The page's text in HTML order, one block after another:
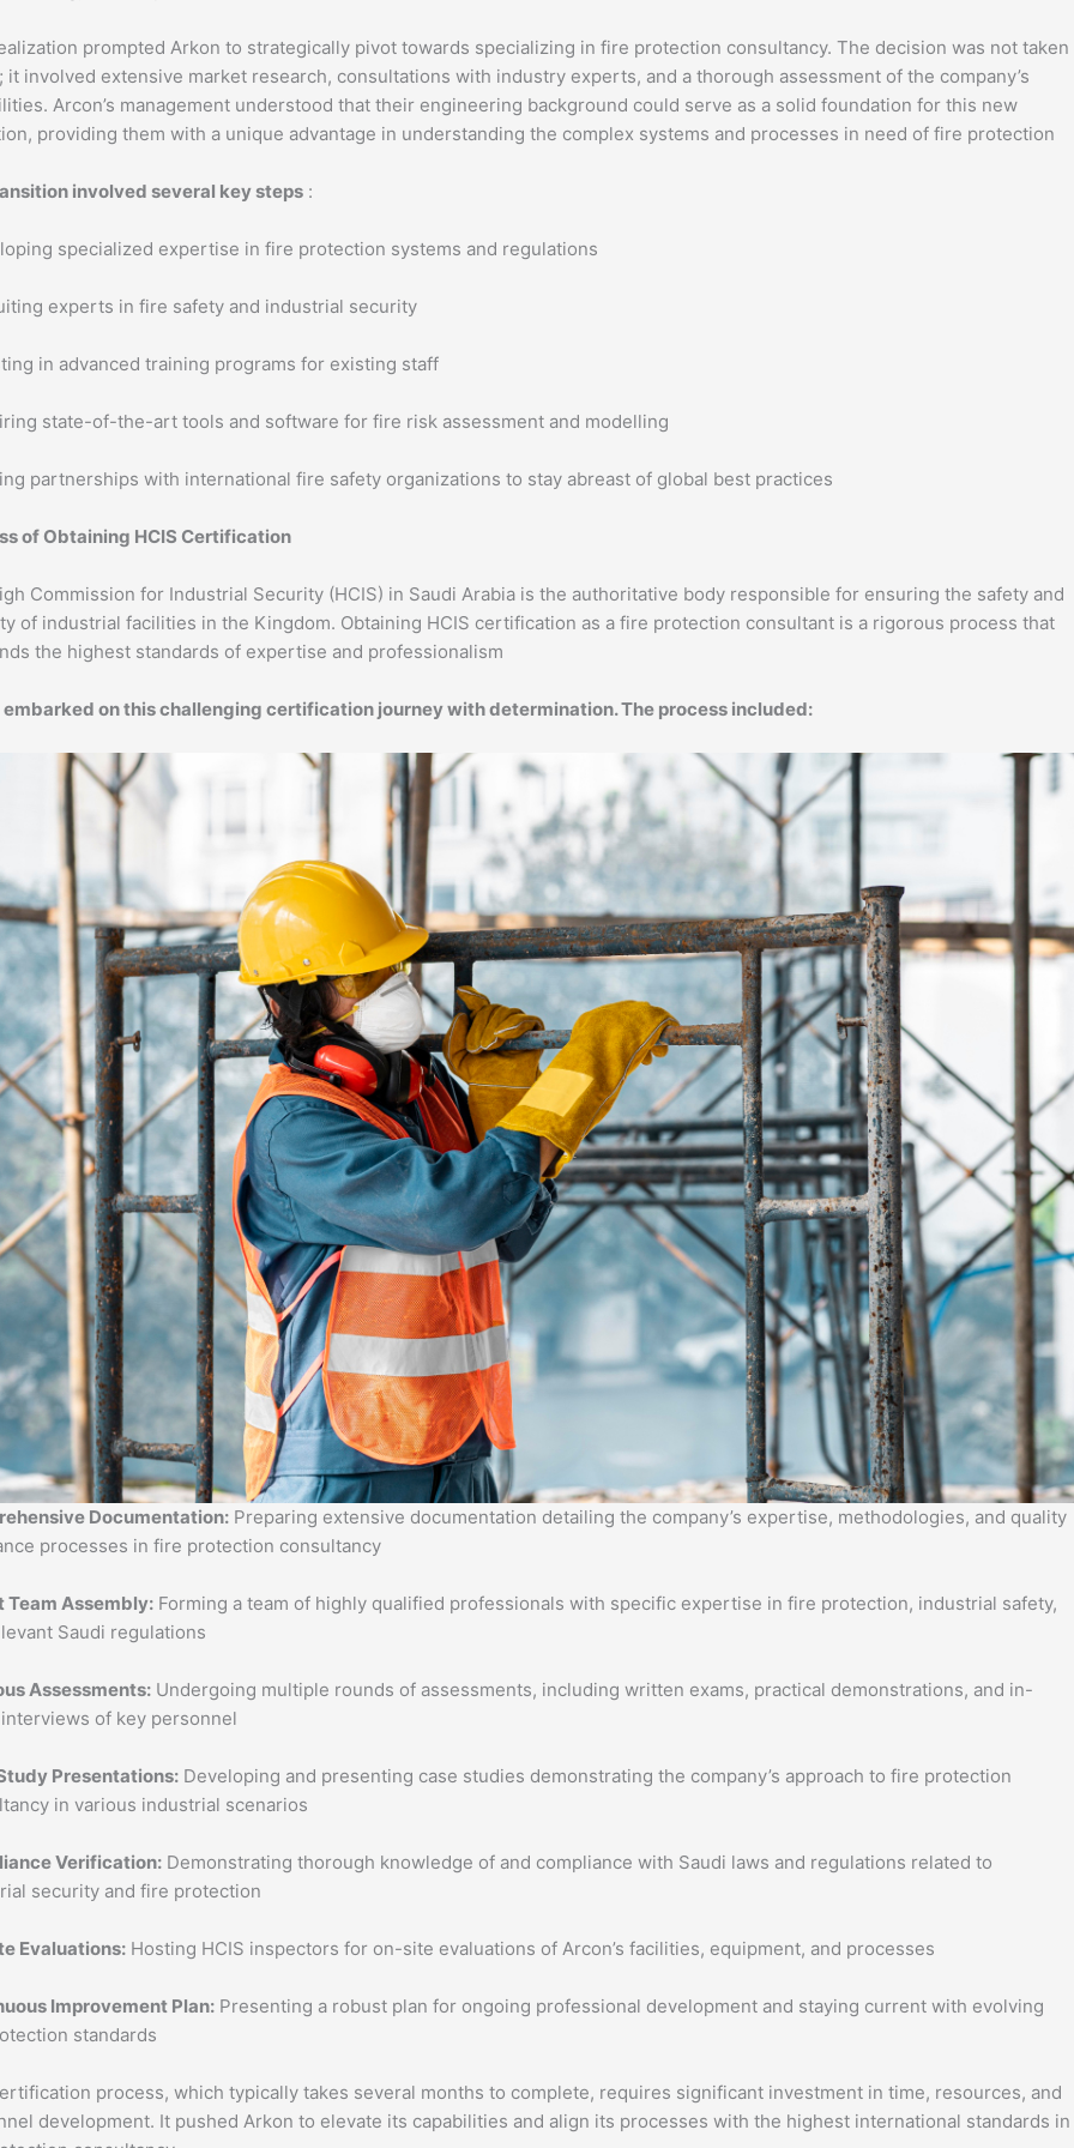
prompted Arkon to strategically pivot towards specializing in fire protection consultancy. The decision was not taken
it involved extensive market research, consultations with industry experts, and a thorough assessment of the company’s
Arcon’s management understood that their engineering background could serve as a solid foundation for this new
providing them with a unique advantage in understanding the complex systems and processes in need of fire protection.
:
involved several key steps
specialized expertise in fire protection systems and regulations-
experts in fire safety and industrial security-
in advanced training programs for existing staff-
state-of-the-art tools and software for fire risk assessment and modelling-
partnerships with international fire safety organizations to stay abreast of global best practices-
of Obtaining HCIS Certification
Commission for Industrial Security (HCIS) in Saudi Arabia is the authoritative body responsible for ensuring the safety and
of industrial facilities in the Kingdom. Obtaining HCIS certification as a fire protection consultant is a rigorous process that
the highest standards of expertise and professionalism.
:Arkon embarked on this challenging certification journey with determination. The process included
Documentation: Preparing extensive documentation detailing the company’s expertise, methodologies, and quality
processes in fire protection consultancy
Team Assembly: Forming a team of highly qualified professionals with specific expertise in fire protection, industrial safety,
Saudi regulations
Assessments: Undergoing multiple rounds of assessments, including written exams, practical demonstrations, and in-
of key personnel
Presentations: Developing and presenting case studies demonstrating the company’s approach to fire protection
in various industrial scenarios
Verification: Demonstrating thorough knowledge of and compliance with Saudi laws and regulations related to
security and fire protection
Evaluations: Hosting HCIS inspectors for on-site evaluations of Arcon’s facilities, equipment, and processes
Improvement Plan: Presenting a robust plan for ongoing professional development and staying current with evolving
standards
process, which typically takes several months to complete, requires significant investment in time, resources, and
development. It pushed Arkon to elevate its capabilities and align its processes with the highest international standards in